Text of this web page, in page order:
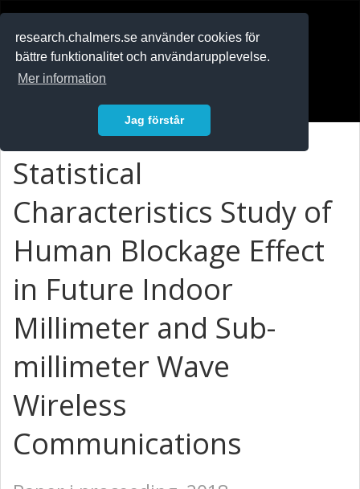
research.chalmers.se använder cookies för
bättre funktionalitet och användarupplevelse.
Mer information
Jag förstår
Statistical
Characteristics Study of
Human Blockage Effect
in Future Indoor
Millimeter and Sub-
millimeter Wave
Wireless
Communications